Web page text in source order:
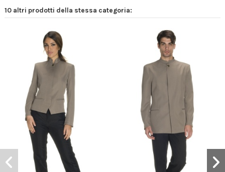
10 altri prodotti della stessa categoria: